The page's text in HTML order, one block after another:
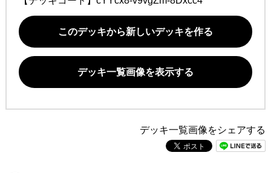
このデッキから新しいデッキを作る
デッキ一覧画像を表示する
デッキ一覧画像をシェアする